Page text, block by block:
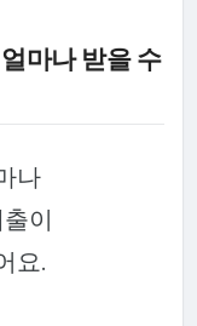
마나 받을 수
나
이
요.